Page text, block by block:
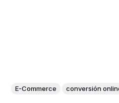
E-Commerce conversión